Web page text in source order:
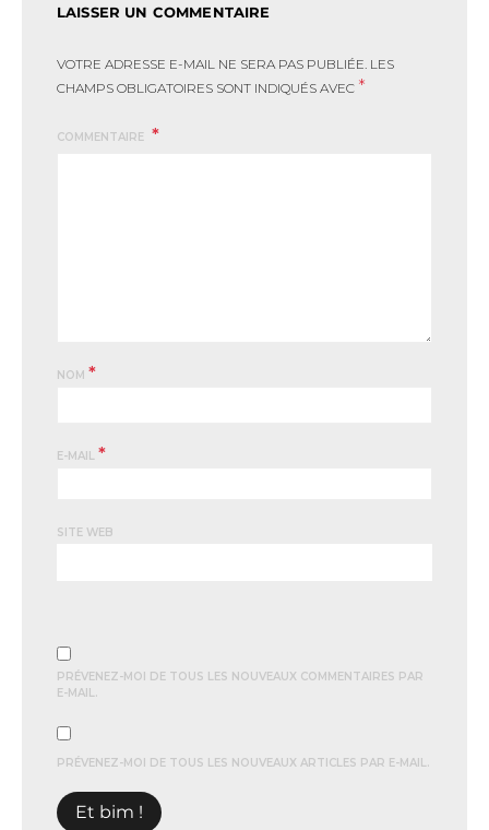
LAISSER UN COMMENTAIRE
VOTRE ADRESSE E-MAIL NE SERA PAS PUBLIÉE. LES
CHAMPS OBLIGATOIRES SONT INDIQUÉS AVEC *
COMMENTAIRE
NOM *
E-MAIL *
SITE WEB
PRÉVENEZ-MOI DE TOUS LES NOUVEAUX COMMENTAIRES PAR
E-MAIL.
PRÉVENEZ-MOI DE TOUS LES NOUVEAUX ARTICLES PAR E-MAIL.